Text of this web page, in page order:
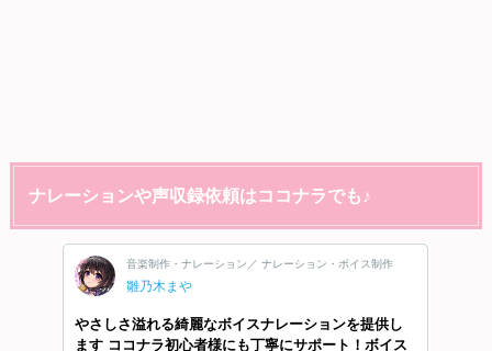
ナレーションや声収録依頼はココナラでも♪